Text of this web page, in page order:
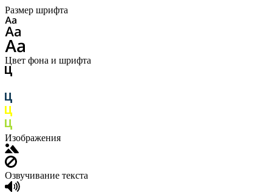
Размер шрифта
Цвет фона и шрифта
Изображения
Озвучивание текста